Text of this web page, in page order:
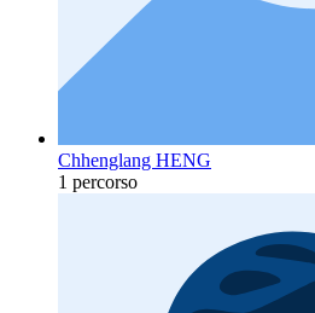
Chhenglang HENG
1 percorso